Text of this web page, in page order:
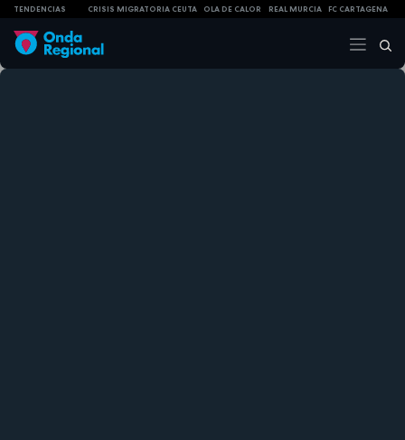
TENDENCIAS CRISIS MIGRATORIA CEUTA OLA DE CALOR REAL MURCIA FC CARTAGENA